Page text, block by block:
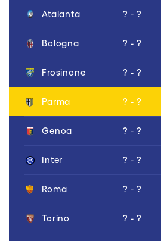
Atalanta ? - ?
Bologna ? - ?
Frosinone ? - ?
Parma ? - ?
Genoa ? - ?
Inter ? - ?
Roma ? - ?
Torino ? - ?